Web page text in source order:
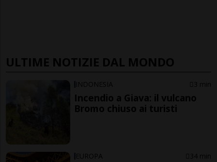
ULTIME NOTIZIE DAL MONDO
INDONESIA 3 min
Incendio a Giava: il vulcano
Bromo chiuso ai turisti
EUROPA 34 min